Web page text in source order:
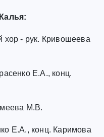
- рук. Кривошеева
Е.А., конц.
М.В.
Е.А., конц. Каримова